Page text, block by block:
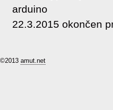
arduino
22.3.2015 okončen
©2013 amut.net